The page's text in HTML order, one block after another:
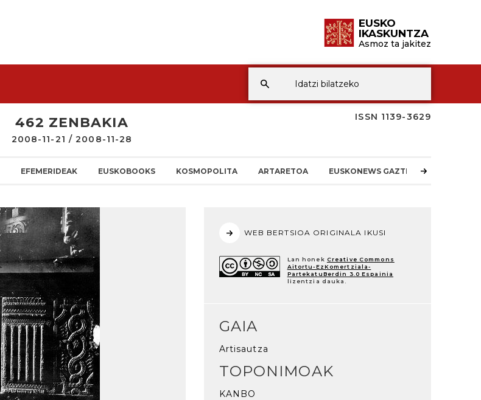
EUSKO
IKASKUNTZA
Asmoz ta jakitez
ISSN 1139-3629
462 ZENBAKIA
2008-11-21 / 2008-11-28
EFEMERIDEAK EUSKOBOOKS KOSMOPOLITA ARTARETOA EUSKONEWS GAZTEA
WEB BERTSIOA ORIGINALA IKUSI
Lan honek Creative Commons
Aitortu-EzKomertziala-
PartekatuBerdin 3.0 Espainia
lizentzia dauka.
GAIA
Artisautza
TOPONIMOAK
KANBO